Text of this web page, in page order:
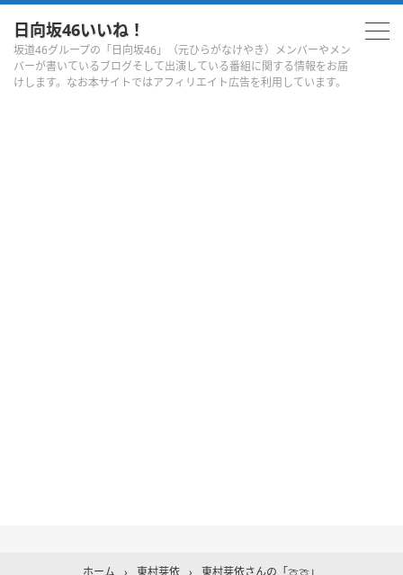
日向坂46いいね！
坂道46グループの「日向坂46」（元ひらがなけやき）メンバーやメン
バーが書いているブログそして出演している番組に関する情報をお届
けします。なお本サイトではアフィリエイト広告を利用しています。
ホーム › 東村芽依 › 東村芽依さんの「🍈🍈」